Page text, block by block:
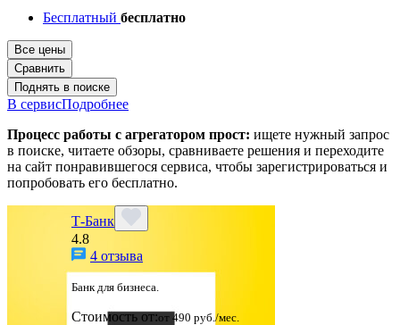
Бесплатный бесплатно
Все цены
Сравнить
Поднять в поиске
В сервисПодробнее
Процесс работы с агрегатором прост: ищете нужный запрос
в поиске, читаете обзоры, сравниваете решения и переходите
на сайт понравившегося сервиса, чтобы зарегистрироваться и
попробовать его бесплатно.
Т-Банк
4.8
4 отзыва
Банк для бизнеса.
Стоимость от:от 490 руб./мес.